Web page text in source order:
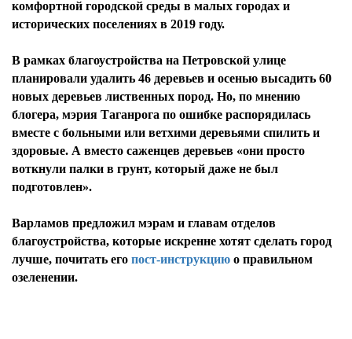
комфортной городской среды в малых городах и
исторических поселениях в 2019 году.
В рамках благоустройства на Петровской улице
планировали удалить 46 деревьев и осенью высадить 60
новых деревьев лиственных пород. Но, по мнению
блогера, мэрия Таганрога по ошибке распорядилась
вместе с больными или ветхими деревьями спилить и
здоровые. А вместо саженцев деревьев «они просто
воткнули палки в грунт, который даже не был
подготовлен».
Варламов предложил мэрам и главам отделов
благоустройства, которые искренне хотят сделать город
лучше, почитать его пост-инструкцию о правильном
озеленении.